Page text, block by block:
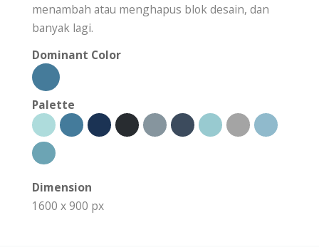
menambah atau menghapus blok desain, dan
banyak lagi.
Dominant Color
Palette
Dimension
1600 x 900 px